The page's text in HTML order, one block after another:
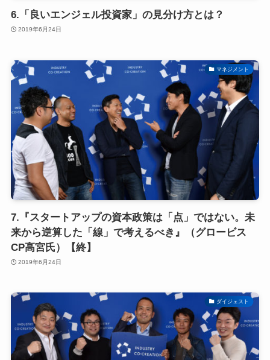
6.「良いエンジェル投資家」の見分け方とは？
2019年6月24日
マネジメント
7.『スタートアップの資本政策は「点」ではない。未
来から逆算した「線」で考えるべき』（グロービス
CP高宮氏）【終】
2019年6月24日
ダイジェスト